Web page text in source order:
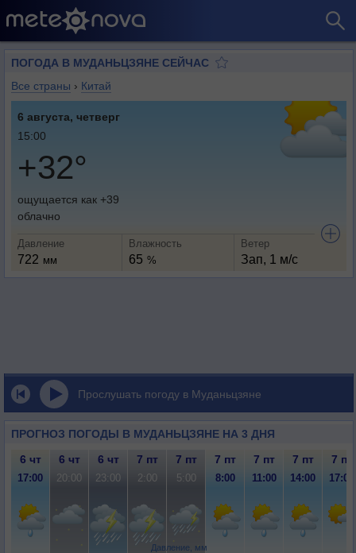
ПОГОДА В МУДАНЬЦЗЯНЕ СЕЙЧАС
Все страны › Китай
6 августа, четверг
15:00
+32°
ощущается как +39
облачно
Давление
722 мм
Влажность
65 %
Ветер
Зап, 1 м/с
Прослушать погоду в Муданьцзяне
ПРОГНОЗ ПОГОДЫ В МУДАНЬЦЗЯНЕ НА 3 ДНЯ
Давление, мм
6 чт 6 чт 6 чт 7 пт 7 пт 7 пт 7 пт 7 пт 7 пт
17:00 20:00 23:00 2:00 5:00 8:00 11:00 14:00 17:00